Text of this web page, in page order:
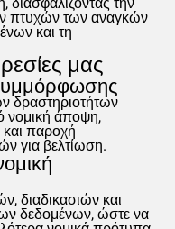
πτυχών των αναγκών
και τη
μας
δραστηριοτήτων
νομική άποψη,
παροχή
για βελτίωση.
διαδικασιών και
δεδομένων, ώστε να